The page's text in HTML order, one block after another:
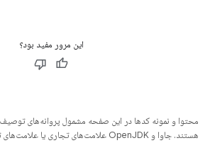
این مرور مفید بود؟
محتوا و نمونه کدها در این صفحه مشمول پروانه‌های